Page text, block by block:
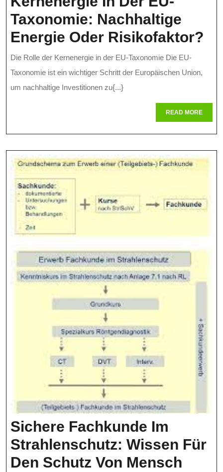
Taxonomie: Nachhaltige
Energie Oder Risikofaktor?
In
Die Rolle der Kernenergie in der EU-Taxonomie Die EU-
Taxonomie ist ein wichtiger Schritt der Europäischen Union,
um nachhaltige Investitionen zu{...}
READ MOREREAD
MORE
Sichere Fachkunde Im
Strahlenschutz: Wissen Für
Den Schutz Von Mensch